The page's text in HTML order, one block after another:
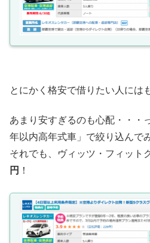
とにかく格安で借りたい人には
あまり安すぎるのも心配・・・
年以内高年式車」で絞り込んで
それでも、ヴィッツ・フィット
円 ！